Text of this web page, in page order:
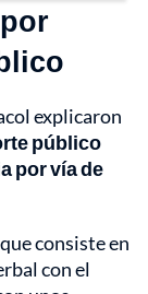
explicaron
público
por vía de
consiste en
con el